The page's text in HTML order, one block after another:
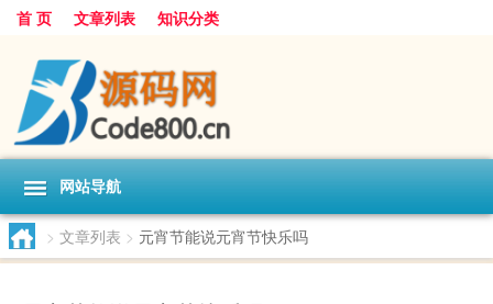
首 页 文章列表 知识分类
网站导航
> 文章列表 > 元宵节能说元宵节快乐吗